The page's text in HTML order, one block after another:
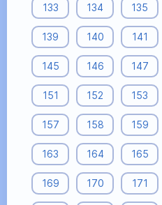
133 134 135
139 140 141
145 146 147
151 152 153
157 158 159
163 164 165
169 170 171